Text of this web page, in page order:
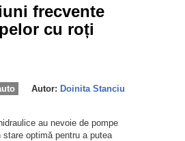
frecvente
cu roți
Autor: Doinita Stanciu
au nevoie de pompe
optimă pentru a putea